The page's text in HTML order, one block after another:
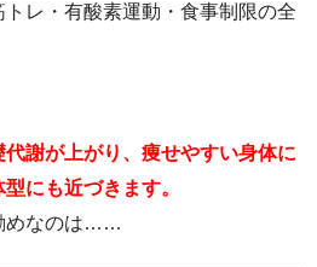
レ・有酸素運動・食事制限の全
代謝が上がり、痩せやすい身体に
にも近づきます。
めなのは……